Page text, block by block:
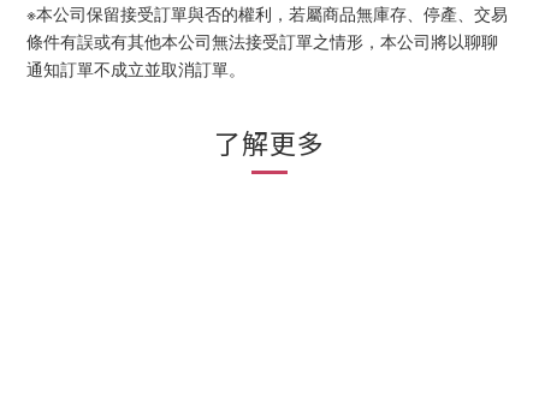
※本公司保留接受訂單與否的權利，若屬商品無庫存、停產、交易
條件有誤或有其他本公司無法接受訂單之情形，本公司將以聊聊
通知訂單不成立並取消訂單。
了解更多